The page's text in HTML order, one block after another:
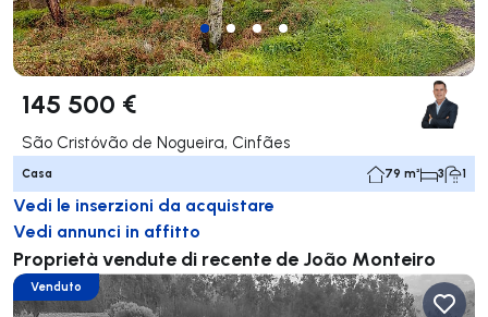
145 500 €
São Cristóvão de Nogueira, Cinfães
Casa 79 m² 3 1
Vedi le inserzioni da acquistare
Vedi annunci in affitto
Proprietà vendute di recente de João Monteiro
Venduto